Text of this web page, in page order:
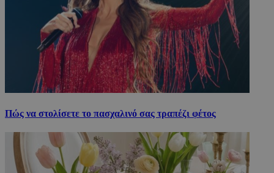
Πώς να στολίσετε το πασχαλινό σας τραπέζι φέτος